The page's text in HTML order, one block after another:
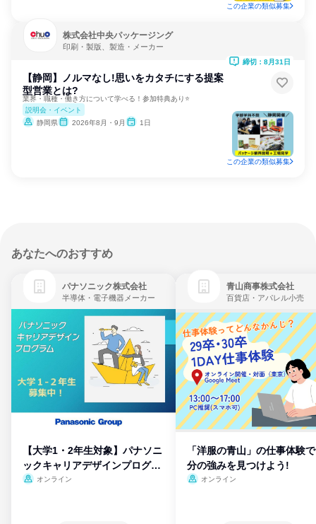
この企業の類似募集
株式会社中央パッケージング
印刷・製版、製造・メーカー
【静岡】ノルマなし!思いをカタチにする提案
型営業とは?
業界・職種・働き方について学べる！参加特典あり⭐
説明会・イベント
静岡県
2026年8月・9月 1日
締切：8月31日
この企業の類似募集
あなたへのおすすめ
パナソニック株式会社
半導体・電子機器メーカー
【大学1・2年生対象】パナソニ
ックキャリアデザインプログラ
ム
オンライン
青山商事株式会社
百貨店・アパレル小売
「洋服の青山」の仕事体験
分の強みを見つけよう!
オンライン